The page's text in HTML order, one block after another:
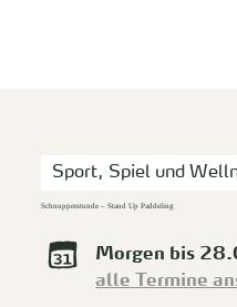
Sport, Spiel und
Schnupperstunde – Stand Up Paddeling
Morgen bis
alle Termine